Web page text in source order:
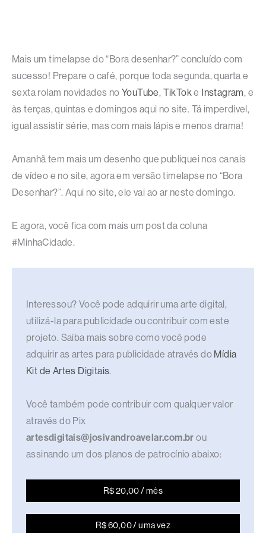
Mais um timelapse do “Bora desenhar?” concluído com
sucesso! Prepare o café, porque toda segunda, quarta e
sexta rolam novidades no YouTube, TikToke Instagram, e
às terças, quintas e domingos aqui no site. Tá imperdível,
igual assistir série, mas com mais lápis e menos drama!
Amanhã tem mais um desenho que publiquei nos canais
de vídeo e no site, agora em versão timelapse no “Bora
Desenhar?”. Aqui no site, ele vai ao ar neste domingo.
E agora, você fica com mais um post da coluna
#MinhaCidade.
Interessou? Você pode adquirir uma arte digital,
utilizá-la para publicidade ou contribuir com este
projeto. Saiba mais sobre como você pode
adquirir as artes para publicidade através do Mídia
Kit de Artes Digitais.
Você também pode contribuir com qualquer valor
através do Pix
artesdigitais@josivandroavelar.com.br ou
assinando um dos planos de patrocínio abaixo:
R$ 20,00 / mês
R$ 60,00 / uma vez